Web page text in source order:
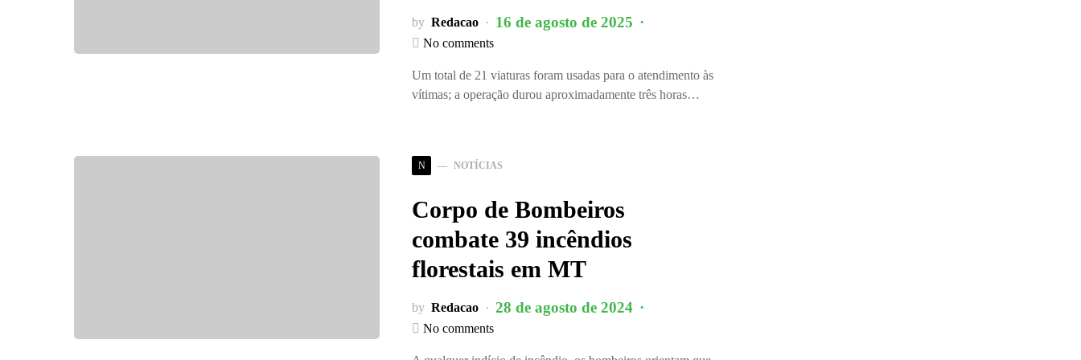
by Redacao 16 de agosto de 2025
No comments
Um total de 21 viaturas foram usadas para o atendimento às
vítimas; a operação durou aproximadamente três horas…
N NOTÍCIAS
Corpo de Bombeiros
combate 39 incêndios
florestais em MT
by Redacao 28 de agosto de 2024
No comments